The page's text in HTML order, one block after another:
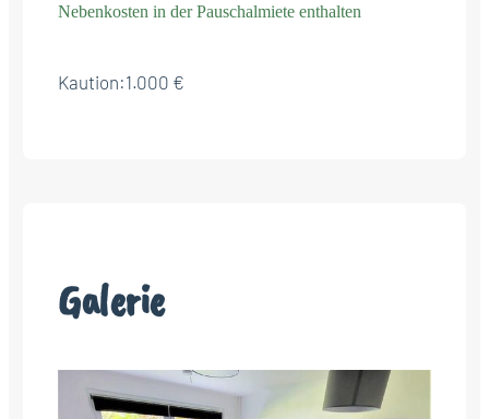
Nebenkosten in der Pauschalmiete enthalten
Kaution:1.000 €
Galerie